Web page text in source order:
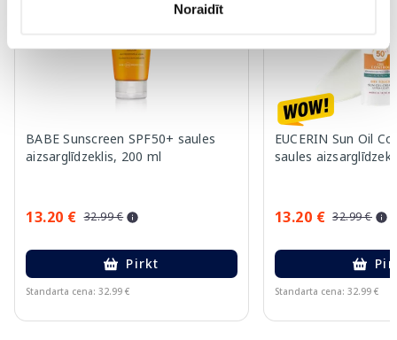
Noraidīt
BABE Sunscreen SPF50+ saules
aizsarglīdzeklis, 200 ml
13.20 € 32.99 €
Pirkt
Standarta cena: 32.99 €
EUCERIN Sun Oil
saules
13.20 € 32.99 €
Standarta cena: 32.99 €